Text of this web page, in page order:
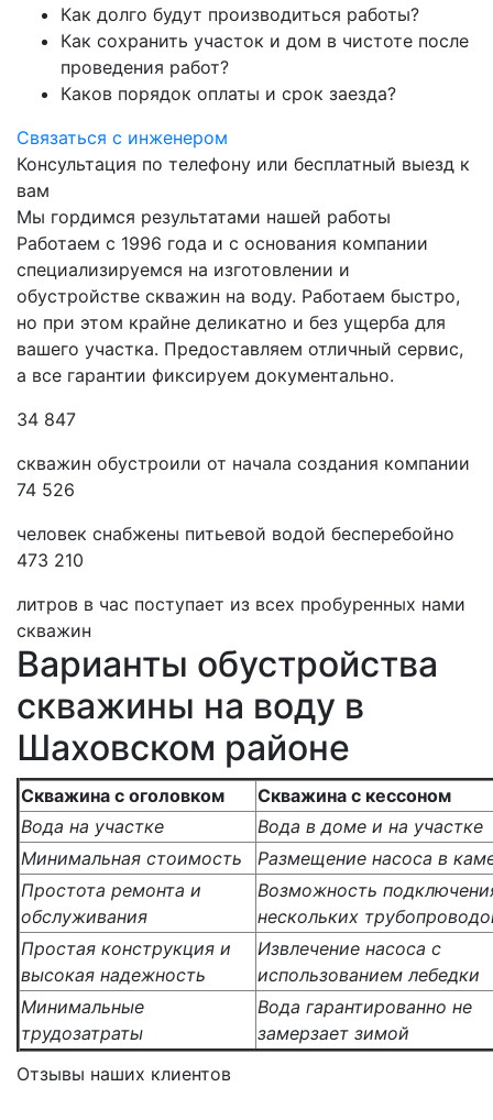
Как долго будут производиться работы?
Как сохранить участок и дом в чистоте после
проведения работ?
Каков порядок оплаты и срок заезда?
Связаться с инженером
Консультация по телефону или бесплатный выезд к
вам
Мы гордимся результатами нашей работы
Работаем с 1996 года и с основания компании
специализируемся на изготовлении и
обустройстве скважин на воду. Работаем быстро,
но при этом крайне деликатно и без ущерба для
вашего участка. Предоставляем отличный сервис,
а все гарантии фиксируем документально.
34 847
скважин обустроили от начала создания компании
74 526
человек снабжены питьевой водой бесперебойно
473 210
литров в час поступает из всех пробуренных нами
скважин
Варианты обустройства
скважины на воду в
Шаховском районе
Скважина с оголовком
Скважина с кессоном
Вода на участке
Вода в доме и на участке
Минимальная стоимость
Размещение насоса в
Простота ремонта и
обслуживания
Возможность
нескольких
Простая конструкция и
высокая надежность
Извлечение насоса с
использованием лебедки
Минимальные
трудозатраты
Вода гарантированно не
замерзает зимой
Отзывы наших клиентов